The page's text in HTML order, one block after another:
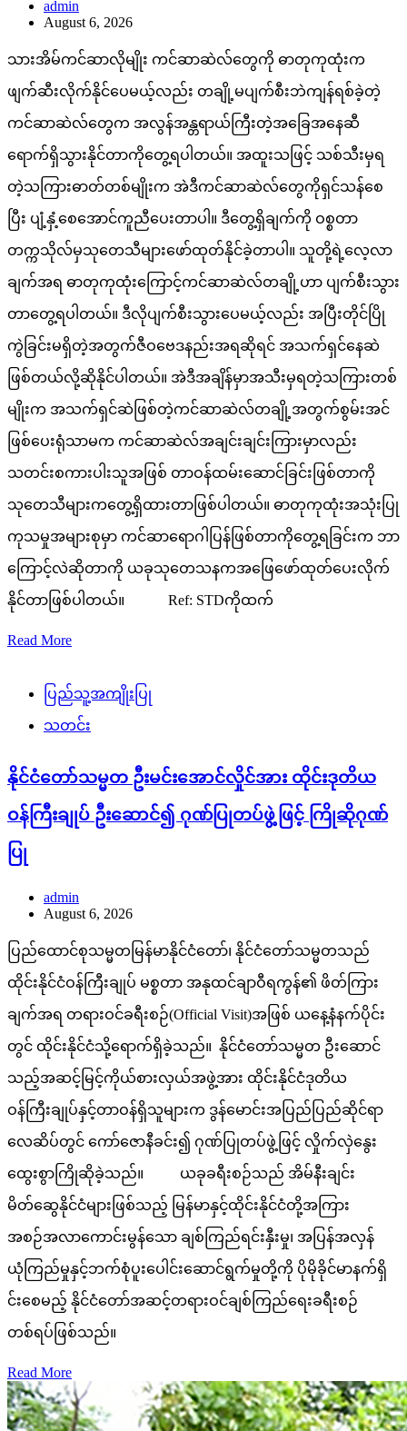
admin
August 6, 2026
သားအိမ်ကင်ဆာလိုမျိုး ကင်ဆာဆဲလ်တွေကို ဓာတုကုထုံးက
ဖျက်ဆီးလိုက်နိုင်ပေမယ့်လည်း တချို့မပျက်စီးဘဲကျန်ရစ်ခဲ့တဲ့
ကင်ဆာဆဲလ်တွေက အလွန်အန္တရာယ်ကြီးတဲ့အခြေအနေဆီ
ရောက်ရှိသွားနိုင်တာကိုတွေ့ရပါတယ်။ အထူးသဖြင့် သစ်သီးမှရ
တဲ့သကြားဓာတ်တစ်မျိုးက အဲဒီကင်ဆာဆဲလ်တွေကိုရှင်သန်စေ
ပြီး ပျံ့နှံ့စေအောင်ကူညီပေးတာပါ။ ဒီတွေ့ရှိချက်ကို ဝစ္စတာ
တက္ကသိုလ်မှသုတေသီများဖော်ထုတ်နိုင်ခဲ့တာပါ။ သူတို့ရဲ့လေ့လာ
ချက်အရ ဓာတုကုထုံးကြောင့်ကင်ဆာဆဲလ်တချို့ဟာ ပျက်စီးသွား
တာတွေ့ရပါတယ်။ ဒီလိုပျက်စီးသွားပေမယ့်လည်း အပြီးတိုင်ပြို
ကွဲခြင်းမရှိတဲ့အတွက်ဇီဝဗေဒနည်းအရဆိုရင် အသက်ရှင်နေဆဲ
ဖြစ်တယ်လို့ဆိုနိုင်ပါတယ်။ အဲဒီအချိန်မှာအသီးမှရတဲ့သကြားတစ်
မျိုးက အသက်ရှင်ဆဲဖြစ်တဲ့ကင်ဆာဆဲလ်တချို့အတွက်စွမ်းအင်
ဖြစ်ပေးရုံသာမက ကင်ဆာဆဲလ်အချင်းချင်းကြားမှာလည်း
သတင်းစကားပါးသူအဖြစ် တာဝန်ထမ်းဆောင်ခြင်းဖြစ်တာကို
သုတေသီများကတွေ့ရှိထားတာဖြစ်ပါတယ်။ ဓာတုကုထုံးအသုံးပြု
ကုသမှုအများစုမှာ ကင်ဆာရောဂါပြန်ဖြစ်တာကိုတွေ့ရခြင်းက ဘာ
ကြောင့်လဲဆိုတာကို ယခုသုတေသနကအဖြေဖော်ထုတ်ပေးလိုက်
နိုင်တာဖြစ်ပါတယ်။ Ref: STDကိုထက်
Read More
ပြည်သူ့အကျိုးပြု
သတင်း
နိုင်ငံတော်သမ္မတ ဦးမင်းအောင်လှိုင်အား ထိုင်းဒုတိယ
ဝန်ကြီးချုပ် ဦးဆောင်၍ ဂုဏ်ပြုတပ်ဖွဲ့ဖြင့် ကြိုဆိုဂုဏ်
ပြု
admin
August 6, 2026
ပြည်ထောင်စုသမ္မတမြန်မာနိုင်ငံတော်၊ နိုင်ငံတော်သမ္မတသည်
ထိုင်းနိုင်ငံဝန်ကြီးချုပ် မစ္စတာ အနုထင်ချာဝီရကွန်၏ ဖိတ်ကြား
ချက်အရ တရားဝင်ခရီးစဉ်(Official Visit)အဖြစ် ယနေ့နံနက်ပိုင်း
တွင် ထိုင်းနိုင်ငံသို့ရောက်ရှိခဲ့သည်။ နိုင်ငံတော်သမ္မတ ဦးဆောင်
သည့်အဆင့်မြင့်ကိုယ်စားလှယ်အဖွဲ့အား ထိုင်းနိုင်ငံဒုတိယ
ဝန်ကြီးချုပ်နှင့်တာဝန်ရှိသူများက ဒွန်မောင်းအပြည်ပြည်ဆိုင်ရာ
လေဆိပ်တွင် ကော်ဇောနီခင်း၍ ဂုဏ်ပြုတပ်ဖွဲ့ဖြင့် လှိုက်လှဲနွေး
ထွေးစွာကြိုဆိုခဲ့သည်။ ယခုခရီးစဉ်သည် အိမ်နီးချင်း
မိတ်ဆွေနိုင်ငံများဖြစ်သည့် မြန်မာနှင့်ထိုင်းနိုင်ငံတို့အကြား
အစဉ်အလာကောင်းမွန်သော ချစ်ကြည်ရင်းနှီးမှု၊ အပြန်အလှန်
ယုံကြည်မှုနှင့်ဘက်စုံပူးပေါင်းဆောင်ရွက်မှုတို့ကို ပိုမိုခိုင်မာနက်ရှိ
င်းစေမည့် နိုင်ငံတော်အဆင့်တရားဝင်ချစ်ကြည်ရေးခရီးစဉ်
တစ်ရပ်ဖြစ်သည်။
Read More